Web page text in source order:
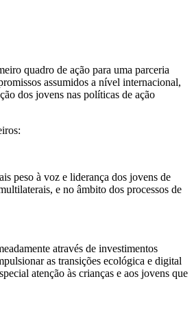
quadro de ação para uma parceria
assumidos a nível internacional,
dos jovens nas políticas de ação
peso à voz e liderança dos jovens de
e no âmbito dos processos de
através de investimentos
as transições ecológica e digital
atenção às crianças e aos jovens que